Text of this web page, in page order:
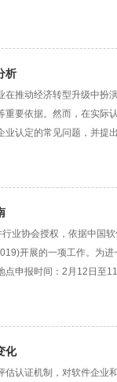
析
推动经济转型升级中扮
要依据。然而，在实际
业认定的常见问题，并提
业协会授权，依据中国
开展的一项工作。为
点申报时间：2月12日至
化
估认证机制，对软件企业